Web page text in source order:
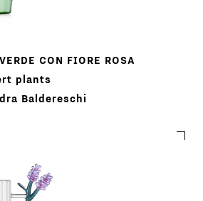
CON FIORE ROSA
plants
Baldereschi